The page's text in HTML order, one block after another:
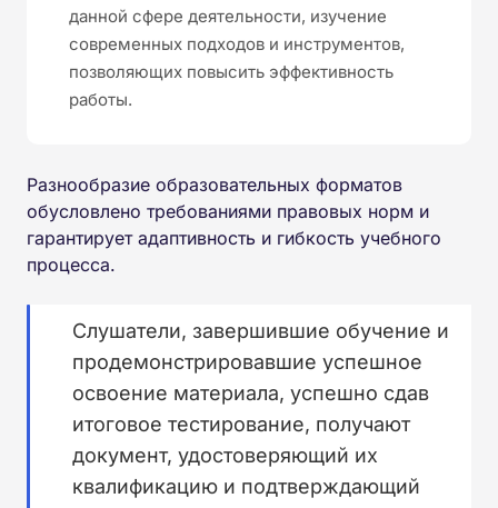
данной сфере деятельности, изучение
современных подходов и инструментов,
позволяющих повысить эффективность
работы.
Разнообразие образовательных форматов
обусловлено требованиями правовых норм и
гарантирует адаптивность и гибкость учебного
процесса.
Слушатели, завершившие обучение и
продемонстрировавшие успешное
освоение материала, успешно сдав
итоговое тестирование, получают
документ, удостоверяющий их
квалификацию и подтверждающий